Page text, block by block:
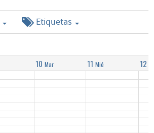
Etiquetas
10 Mar 11 Mié 12